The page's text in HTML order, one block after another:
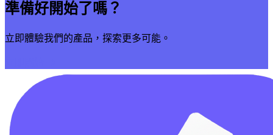
準備好開始了嗎？
立即體驗我們的產品，探索更多可能。